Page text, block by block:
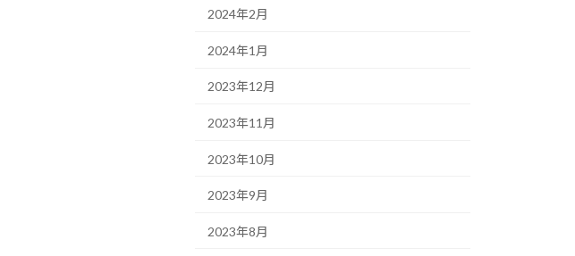
2024年2月
2024年1月
2023年12月
2023年11月
2023年10月
2023年9月
2023年8月